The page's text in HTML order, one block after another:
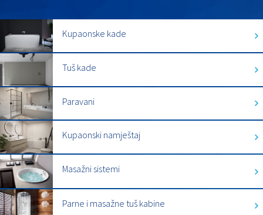
Kupaonske kade
Tuš kade
Paravani
Kupaonski namještaj
Masažni sistemi
Parne i masažne tuš kabine